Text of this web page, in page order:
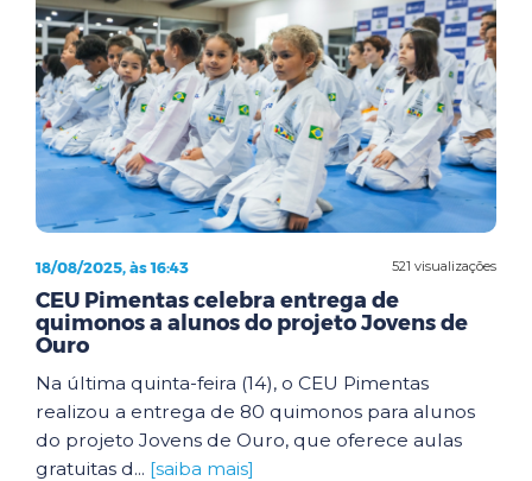
521 visualizações
18/08/2025, às 16:43
CEU Pimentas celebra entrega de
quimonos a alunos do projeto Jovens de
Ouro
Na última quinta-feira (14), o CEU Pimentas
realizou a entrega de 80 quimonos para alunos
do projeto Jovens de Ouro, que oferece aulas
gratuitas d... [saiba mais]